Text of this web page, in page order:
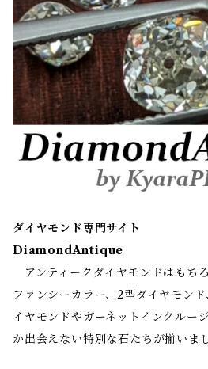
ダイヤモンド専門サイト
DiamondAntique
アンティークダイヤモンドはもち
ファンシーカラー、2型ダイヤモン
イヤモンドやガーネットインクルー
か出会えない特別な石たちが揃いまし